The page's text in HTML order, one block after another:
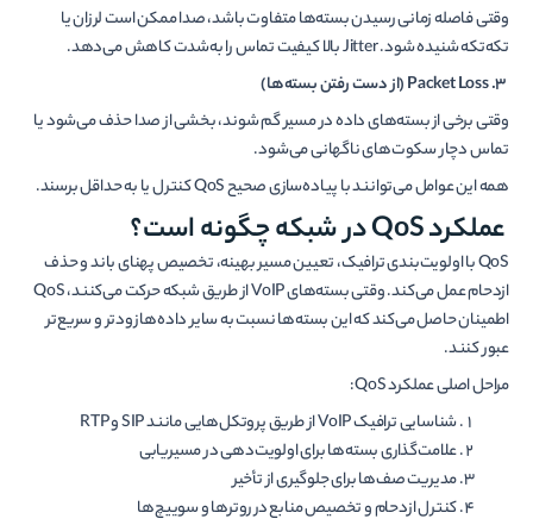
وقتی فاصله زمانی رسیدن بسته‌ها متفاوت باشد، صدا ممکن است لرزان یا
تکه‌تکه شنیده شود. Jitter بالا کیفیت تماس را به‌شدت کاهش می‌دهد.
۳. Packet Loss
(از دست رفتن بسته‌ها)
وقتی برخی از بسته‌های داده در مسیر گم شوند، بخشی از صدا حذف می‌شود یا
تماس دچار سکوت‌های ناگهانی می‌شود.
همه این عوامل می‌توانند با پیاده‌سازی صحیح QoS کنترل یا به حداقل برسند.
عملکرد QoS در شبکه چگونه است؟
QoS با اولویت‌بندی ترافیک، تعیین مسیر بهینه، تخصیص پهنای باند و حذف
ازدحام عمل می‌کند. وقتی بسته‌های VoIP از طریق شبکه حرکت می‌کنند، QoS
اطمینان حاصل می‌کند که این بسته‌ها نسبت به سایر داده‌ها زودتر و سریع‌تر
عبور کنند.
مراحل اصلی عملکرد QoS:
شناسایی ترافیک VoIP از طریق پروتکل‌هایی مانند SIP و RTP
علامت‌گذاری بسته‌ها برای اولویت‌دهی در مسیریابی
مدیریت صف‌ها برای جلوگیری از تأخیر
کنترل ازدحام و تخصیص منابع در روترها و سوییچ‌ها